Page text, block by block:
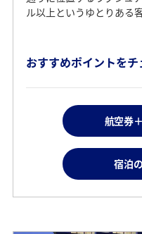
ル以上というゆとりある
おすすめポイントをチ
航空券
宿泊